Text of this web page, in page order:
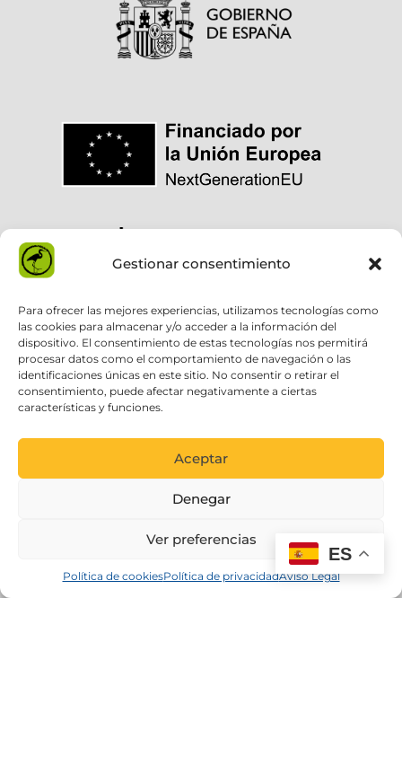
Gestionar consentimiento
Para ofrecer las mejores experiencias, utilizamos tecnologías como
las cookies para almacenar y/o acceder a la información del
dispositivo. El consentimiento de estas tecnologías nos permitirá
procesar datos como el comportamiento de navegación o las
identificaciones únicas en este sitio. No consentir o retirar el
consentimiento, puede afectar negativamente a ciertas
características y funciones.
Aceptar
Denegar
Ver preferencias
Política de cookiesPolítica de privacidadAviso Legal
ES